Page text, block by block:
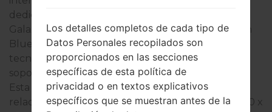
dedicada). Los dispositivos de la serie de Samsung
Galaxy Ace Duos tienen un 3.5mm jack y soportan
Bluetooth versión 3.1, A2DP, también tienen la
tecnología de GPS de Sí A-GPS. El puerto USB
soporta microUSB 2.0, así como Wi-Fi 802.11 b/g/n.
Esta serie usa la pantalla de 3.5 pulgadas (~53%
relación pantalla-cuerpo) con la resolución de 320 x
Los detalles completos de cada tipo de
Datos Personales recopilados son
proporcionados en las secciones
específicas de esta política de
privacidad o en textos explicativos
específicos que se muestran antes de la